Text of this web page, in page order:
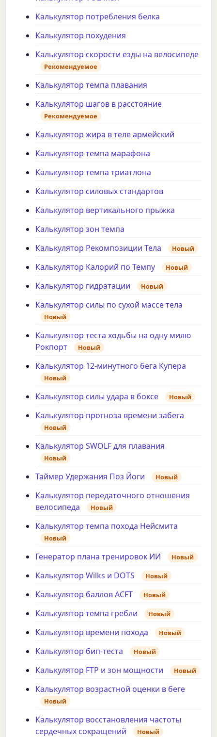
Калькулятор потребления белка
Калькулятор похудения
Калькулятор скорости езды на велосипеде
Рекомендуемое
Калькулятор темпа плавания
Калькулятор шагов в расстояние
Рекомендуемое
Калькулятор жира в теле армейский
Калькулятор темпа марафона
Калькулятор темпа триатлона
Калькулятор силовых стандартов
Калькулятор вертикального прыжка
Калькулятор зон темпа
Калькулятор Рекомпозиции Тела
Новый
Калькулятор Калорий по Темпу Новый
Калькулятор гидратации Новый
Калькулятор силы по сухой массе тела
Новый
Калькулятор теста ходьбы на одну милю
Рокпорт
Новый
Калькулятор 12-минутного бега Купера
Новый
Калькулятор силы удара в боксе Новый
Калькулятор прогноза времени забега
Новый
Калькулятор SWOLF для плавания
Новый
Таймер Удержания Поз Йоги Новый
Калькулятор передаточного отношения
велосипеда
Новый
Калькулятор темпа похода Нейсмита
Новый
Генератор плана тренировок ИИ Новый
Калькулятор Wilks и DOTS Новый
Калькулятор баллов ACFT Новый
Калькулятор темпа гребли Новый
Калькулятор времени похода Новый
Калькулятор бип-теста Новый
Калькулятор FTP и зон мощности Новый
Калькулятор возрастной оценки в беге
Новый
Калькулятор восстановления частоты
сердечных сокращений
Новый